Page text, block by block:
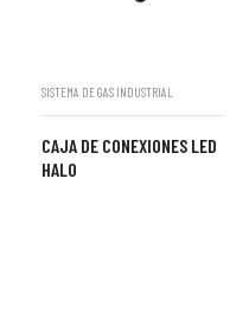
SISTEMA DE GAS INDUSTRIAL
CAJA DE CONEXIONES LED
HALO